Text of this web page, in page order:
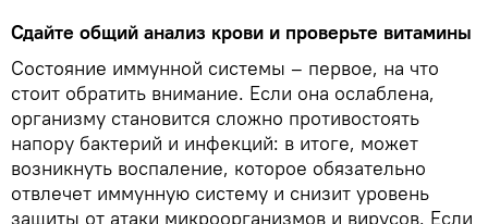
Сдайте общий анализ крови и проверьте витамины
Состояние иммунной системы – первое, на что
стоит обратить внимание. Если она ослаблена,
организму становится сложно противостоять
напору бактерий и инфекций: в итоге, может
возникнуть воспаление, которое обязательно
отвлечет иммунную систему и снизит уровень
защиты от атаки микроорганизмов и вирусов. Если